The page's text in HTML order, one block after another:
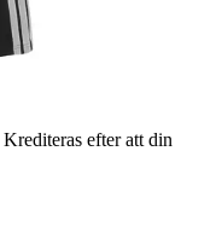
Krediteras efter att din